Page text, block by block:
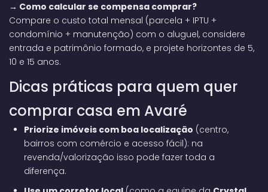
→ Como calcular se compensa comprar?
Compare o custo total mensal (parcela + IPTU +
condomínio + manutenção) com o aluguel, considere
entrada e patrimônio formado, e projete horizontes de 5,
10 e 15 anos.
Dicas práticas para quem quer
comprar casa em Avaré
Priorize imóveis com boa localização (centro,
bairros com comércio e acesso fácil): na
revenda/valorização isso pode fazer toda a
diferença.